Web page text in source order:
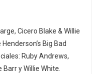
Cicero Blake & Willie
Big Bad
Ruby Andrews,
y Willie White.